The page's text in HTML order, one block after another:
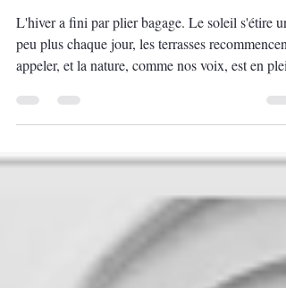
célébrer le printemps
L'hiver a fini par plier bagage. Le soleil s'étire un
peu plus chaque jour, les terrasses recommencent
appeler, et la nature, comme nos voix, est en
titre et l'esprit de notre prochain concert. Éclosion
végétation, et surtout l'épanouissement des talents
de nos choristes, cultivés tout au long de l'année
avec maestria par notre cheffe jardinière,
Alexandra Fol. Détail